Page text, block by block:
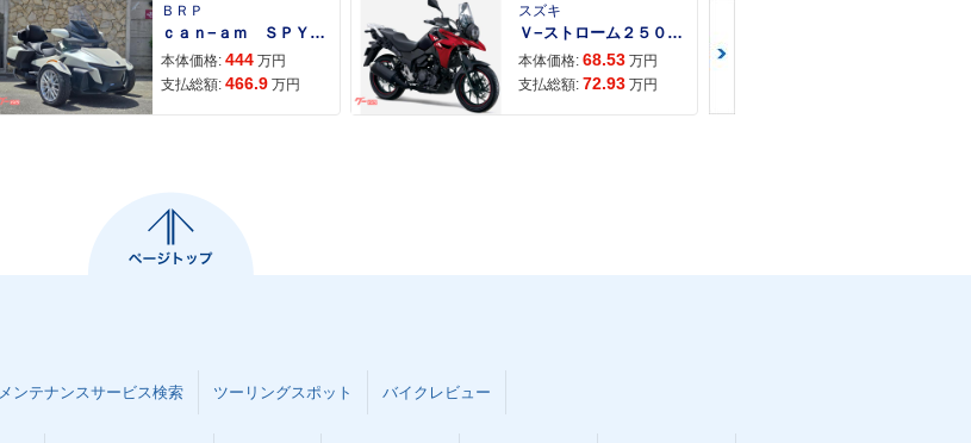
ＢＲＰ
ｃａｎ−ａｍ ＳＰＹＤＥＲ ＲＴ ＬＩＭＩＴＥＤ
本体価格: 444 万円
支払総額: 466.9 万円
スズキ
Ｖ−ストローム２５０ ２６年モデル 水冷２気筒エンジン ＬＥＤヘッドライト標準装備
本体価格: 68.53 万円
支払総額: 72.93 万円
メンテナンスサービス検索 ツーリングスポット バイクレビュー